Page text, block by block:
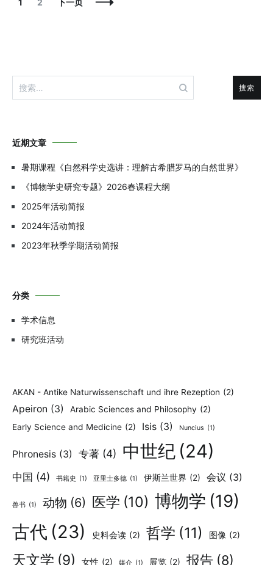
1 2 下一页
搜
索：
近期文章
暑期课程《自然科学史选讲：理解古希腊罗马的自然世界》
《博物学史研究专题》2026春课程大纲
2025年活动简报
2024年活动简报
2023年秋季学期活动简报
分类
学术信息
研究班活动
AKAN - Antike Naturwissenschaft und ihre Rezeption (2)
Apeiron (3) Arabic Sciences and Philosophy (2)
Early Science and Medicine (2) Isis (3) Nuncius (1)
Phronesis (3) 专著 (4) 中世纪 (24)
中国 (4) 书籍史 (1) 亚里士多德 (1) 伊斯兰世界 (2) 会议 (3)
兽书 (1) 动物 (6) 医学 (10) 博物学 (19)
古代 (23) 史料会读 (2) 哲学 (11) 图像 (2)
天文学 (9) 女性 (2) 媒介 (1) 展览 (2) 报告 (8)